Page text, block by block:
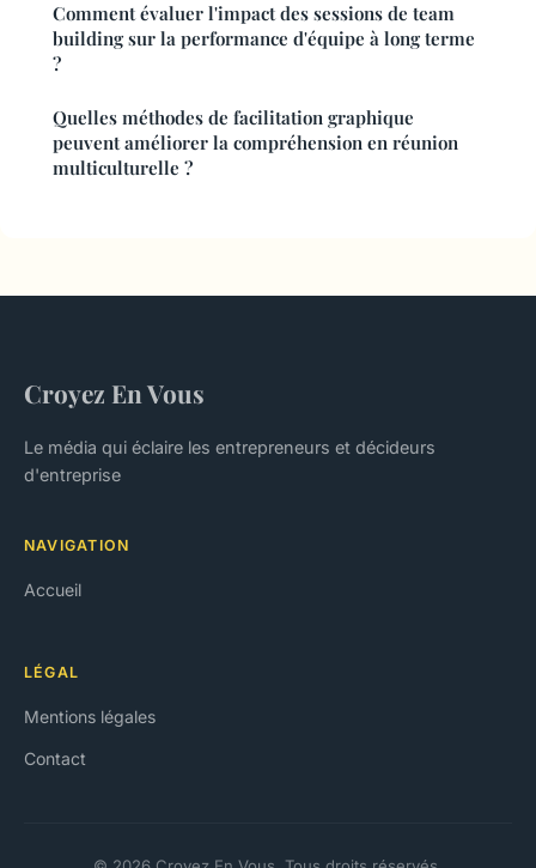
Comment évaluer l'impact des sessions de team
building sur la performance d'équipe à long terme
?
Quelles méthodes de facilitation graphique
peuvent améliorer la compréhension en réunion
multiculturelle ?
Croyez En Vous
Le média qui éclaire les entrepreneurs et décideurs
d'entreprise
NAVIGATION
Accueil
LÉGAL
Mentions légales
Contact